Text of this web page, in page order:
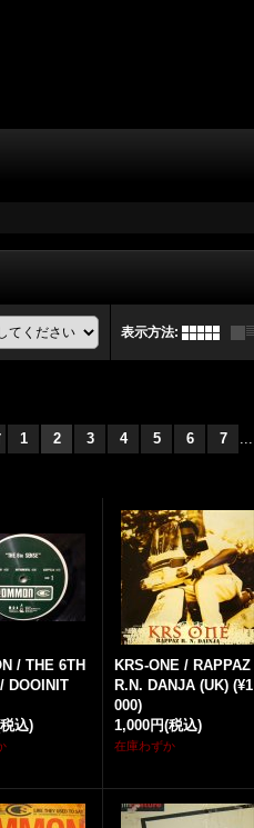
表示方法:
1 2 3 4 5 6 7 ...
/ THE 6TH
DOOINIT
込)
KRS-ONE / RAPPAZ
R.N. DANJA (UK) (¥1
000)
1,000円(税込)
在庫わずか